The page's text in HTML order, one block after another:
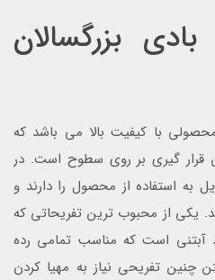
بزرگسالان
با کیفیت بالا می باشد که
قرار گیری بر روی سطوح است. در
به استفاده از محصول را دارند و
یکی از محبوب ترین تفریحاتی که
آبتنی است که مناسب تمامی رده
تفریحی نیاز به مهیا کردن